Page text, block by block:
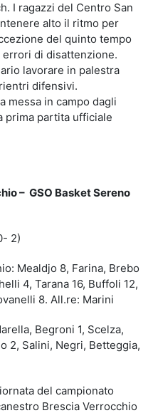
I ragazzi del Centro San
alto il ritmo per
del quinto tempo
errori di disattenzione.
lavorare in palestra
difensivi.
messa in campo dagli
prima partita ufficiale
– GSO Basket Sereno
2)
Mealdjo 8, Farina, Brebo
4, Tarana 16, Buffoli 12,
8. All.re: Marini
Begroni 1, Scelza,
2, Salini, Negri, Betteggia,
del campionato
Brescia Verrocchio